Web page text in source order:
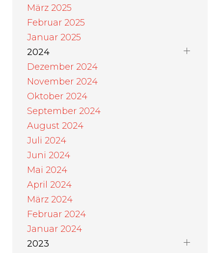
März 2025
Februar 2025
Januar 2025
2024
Dezember 2024
November 2024
Oktober 2024
September 2024
August 2024
Juli 2024
Juni 2024
Mai 2024
April 2024
März 2024
Februar 2024
Januar 2024
2023